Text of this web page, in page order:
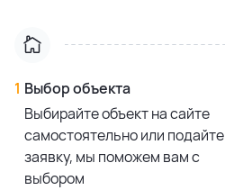
1 Выбор объекта
Выбирайте объект на сайте
самостоятельно или подайте
заявку, мы поможем вам с
выбором